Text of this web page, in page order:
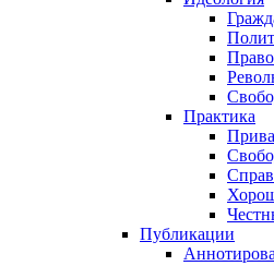
Право
Практика
Публикации